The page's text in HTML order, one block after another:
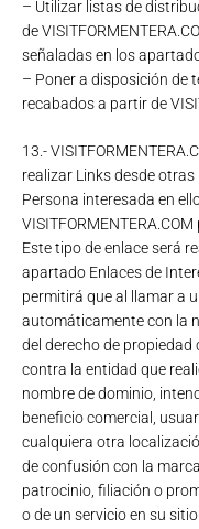
– Utilizar listas de
de
señaladas en los
– Poner a disposición de
recabados a partir de
13.-
realizar Links desde
Persona interesada en
Este tipo de enlace será
apartado Enlaces de
permitirá que al llamar a
automáticamente con la
del derecho de
contra la entidad que
nombre de dominio,
beneficio comercial,
cualquiera otra
de confusión con la
patrocinio, filiación o
o de un servicio en su sitio